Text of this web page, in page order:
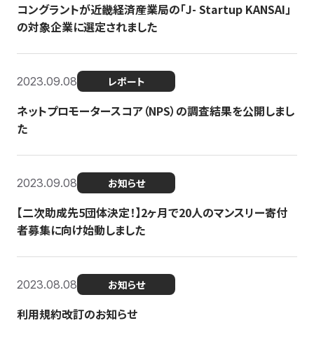
コングラントが近畿経済産業局の「J- Startup KANSAI」
の対象企業に選定されました
2023.09.08 レポート
ネットプロモータースコア（NPS）の調査結果を公開しまし
た
2023.09.08 お知らせ
【二次助成先5団体決定！】2ヶ月で20人のマンスリー寄付
者募集に向け始動しました
2023.08.08 お知らせ
利用規約改訂のお知らせ